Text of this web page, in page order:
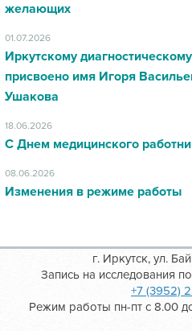
желающих
01.07.2026
Иркутскому
присвоено имя Игоря
Ушакова
18.06.2026
С Днем медицинского
08.06.2026
Изменения в режиме работы
г. Иркутск, ул.
Запись на исследования
+7 (3952)
Режим работы пн-пт с 8.00